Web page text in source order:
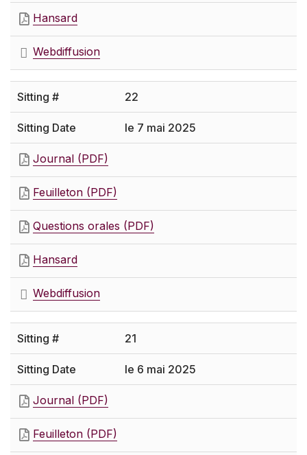
Hansard
Webdiffusion
22
le 7 mai 2025
Journal (PDF)
Feuilleton (PDF)
Questions orales (PDF)
Hansard
Webdiffusion
21
le 6 mai 2025
Journal (PDF)
Feuilleton (PDF)